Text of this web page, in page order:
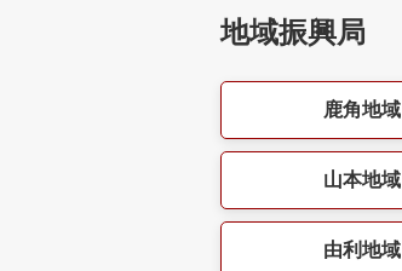
地域振興局
鹿角地域
山本地域
由利地域